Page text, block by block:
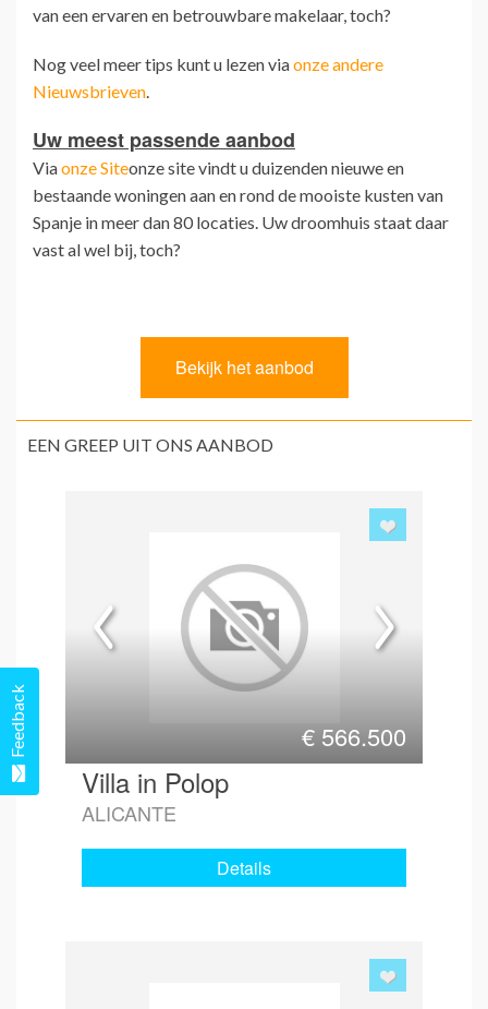
van een ervaren en betrouwbare makelaar, toch?
Nog veel meer tips kunt u lezen viaonze andere
Nieuwsbrieven
Uw meest passende aanbod
Viaonze Siteonze site vindt u duizenden nieuwe en
bestaande woningen aan en rond de mooiste kusten van
Spanje in meer dan 80 locaties. Uw droomhuis staat daar
vast al wel bij, toch?
EEN GREEP UIT ONS AANBOD
€ 566.500
Villa in Polop
ALICANTE
Details
Feedback